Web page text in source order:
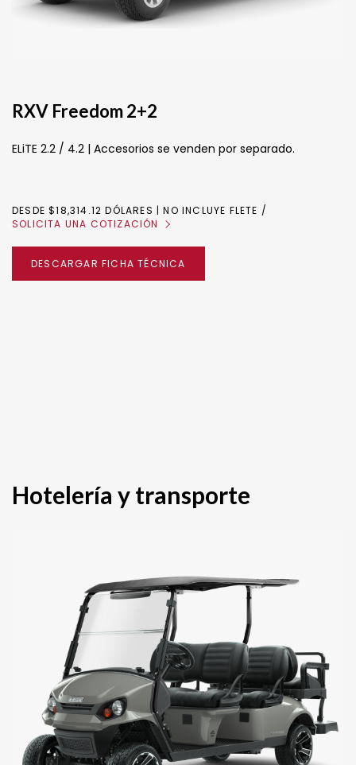
RXV Freedom 2+2
ELiTE 2.2 / 4.2 | Accesorios se venden por separado.
DESDE $18,314.12 DÓLARES | NO INCLUYE FLETE
SOLICITA UNA COTIZACIÓN
DESCARGAR FICHA TÉCNICA
Hotelería y transporte